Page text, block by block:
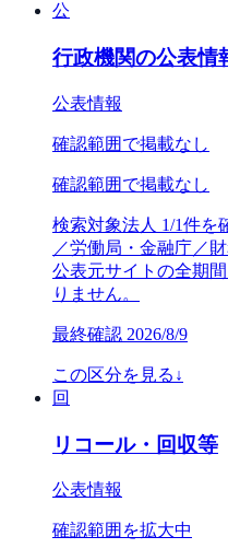
公
行政機関の公表情
公表情報
確認範囲で掲載なし
確認範囲で掲載なし
検索対象法人 1/1件を
／労働局・金融庁／
公表元サイトの全期
りません。
最終確認 2026/8/9
この区分を見る ↓
回
リコール・回収等
公表情報
確認範囲を拡大中